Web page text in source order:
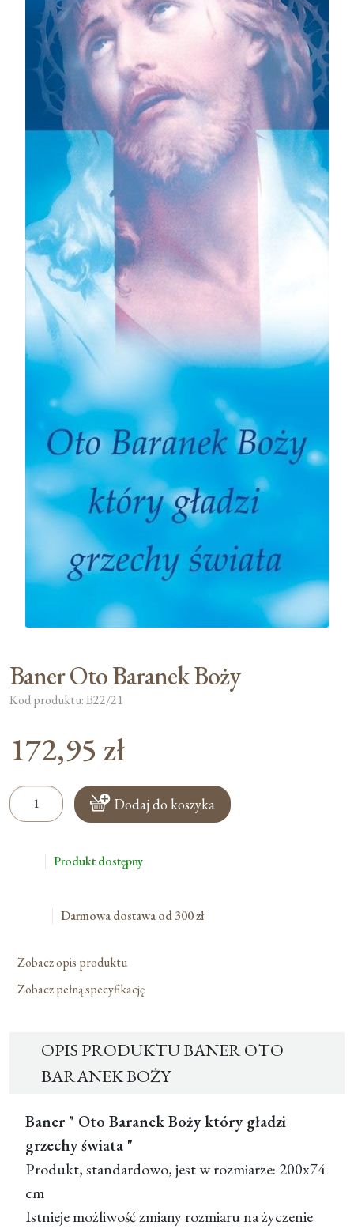
Moje konto
Koszyk
Baner Oto Baranek Boży
Kod produktu: B22/21
172,95 zł
ilość
Baner
Baranek
Dodaj do koszyka
Produkt dostępny
Darmowa dostawa od 300 zł
Zobacz opis produktu
Zobacz pełną specyfikację
OPIS PRODUKTU BANER OTO
BARANEK BOŻY
Baner " Oto Baranek Boży który gładzi
grzechy świata "
Produkt, standardowo, jest w rozmiarze: 200x74
cm
Istnieje możliwość zmiany rozmiaru na życzenie